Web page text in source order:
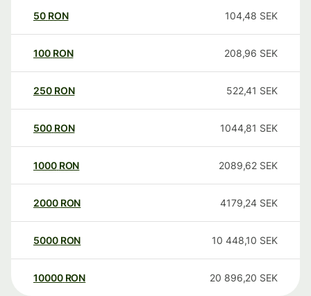
50 RON 104,48 SEK
100 RON 208,96 SEK
250 RON 522,41 SEK
500 RON 1044,81 SEK
1000 RON 2089,62 SEK
2000 RON 4179,24 SEK
5000 RON 10 448,10 SEK
10000 RON 20 896,20 SEK